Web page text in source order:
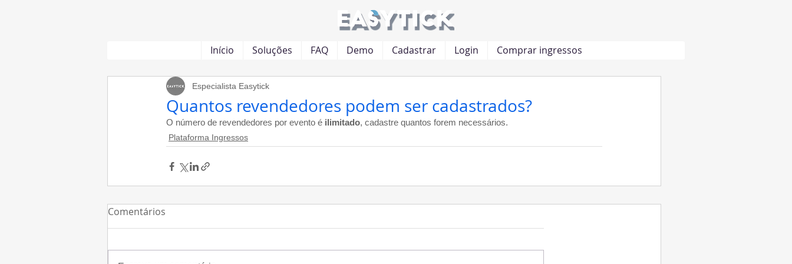
Início Soluções FAQ Demo Cadastrar Login Comprar ingressos
Quantos revendedores podem ser cadastrados?
Especialista Easytick
O número de revendedores por evento é ilimitado, cadastre quantos forem necessários.
Plataforma Ingressos
Comentários